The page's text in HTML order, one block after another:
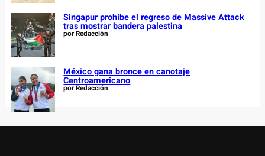
Singapur prohíbe el regreso de Massive Attack
tras mostrar bandera palestina
por Redacción
México gana bronce en canotaje
Centroamericano
por Redacción